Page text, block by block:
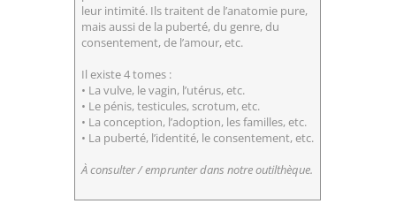
leur intimité. Ils traitent de l’anatomie pure,
mais aussi de la puberté, du genre, du
consentement, de l’amour, etc.
Il existe 4 tomes :
• La vulve, le vagin, l’utérus, etc.
• Le pénis, testicules, scrotum, etc.
• La conception, l’adoption, les familles, etc.
• La puberté, l’identité, le consentement, etc.
À consulter / emprunter dans notre outilthèque.